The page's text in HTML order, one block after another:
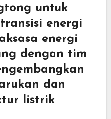
untuk
energi
energi
dengan tim
dan
listrik